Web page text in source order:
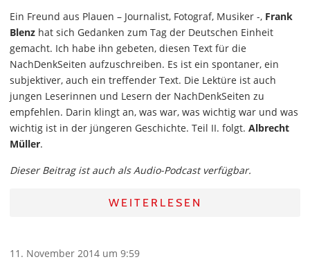
Ein Freund aus Plauen – Journalist, Fotograf, Musiker -, Frank
Blenz hat sich Gedanken zum Tag der Deutschen Einheit
gemacht. Ich habe ihn gebeten, diesen Text für die
NachDenkSeiten aufzuschreiben. Es ist ein spontaner, ein
subjektiver, auch ein treffender Text. Die Lektüre ist auch
jungen Leserinnen und Lesern der NachDenkSeiten zu
empfehlen. Darin klingt an, was war, was wichtig war und was
wichtig ist in der jüngeren Geschichte. Teil II. folgt. Albrecht
Müller.
Dieser Beitrag ist auch als Audio-Podcast verfügbar.
WEITERLESEN
11. November 2014 um 9:59